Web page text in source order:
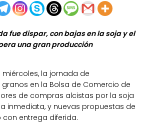
fue dispar, con bajas en la soja y el
una gran producción
miércoles, la jornada de
en la Bolsa de Comercio de
de compras alcistas por la soja
inmediata, y nuevas propuestas de
entrega diferida.